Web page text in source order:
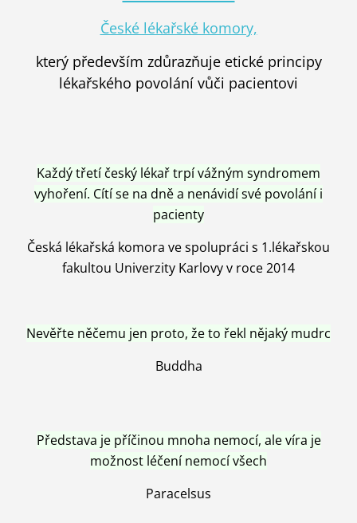
České lékařské komory,
který především zdůrazňuje etické principy
lékařského povolání vůči pacientovi
Každý třetí český lékař trpí vážným syndromem
vyhoření. Cítí se na dně a nenávidí své povolání i
pacienty
Česká lékařská komora ve spolupráci s 1.lékařskou
fakultou Univerzity Karlovy v roce 2014
Nevěřte něčemu jen proto, že to řekl nějaký mudrc
Buddha
Představa je příčinou mnoha nemocí, ale víra je
možnost léčení nemocí všech
Paracelsus